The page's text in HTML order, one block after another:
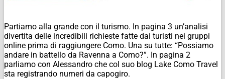
Partiamo alla grande con il turismo. In pagina 3 un’analisi
divertita delle incredibili richieste fatte dai turisti nei gruppi
online prima di raggiungere Como. Una su tutte: “Possiamo
andare in battello da Ravenna a Como?”. In pagina 2
parliamo con Alessandro che col suo blog Lake Como Travel
sta registrando numeri da capogiro.